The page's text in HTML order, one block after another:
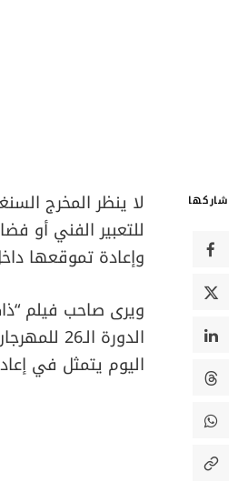
شاركها
لا ينظر المخرج
للتعبير الفني أو
وإعادة تموقعها
ويرى صاحب فيلم
الدورة
اليوم يتمثل في